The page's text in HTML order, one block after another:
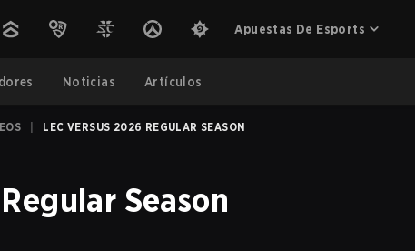
Apuestas De Esports
Noticias Artículos
LEC VERSUS 2026 REGULAR SEASON
Season